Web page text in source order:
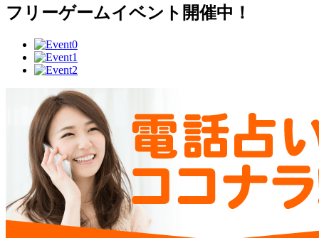
フリーゲームイベント開催中！